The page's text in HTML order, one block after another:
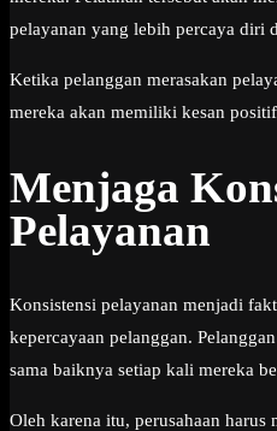
pelayanan yang lebih percaya diri
Ketika pelanggan merasakan
mereka akan memiliki kesan
Menjaga
Pelayanan
Konsistensi pelayanan menjadi
kepercayaan pelanggan.
sama baiknya setiap kali mereka
Oleh karena itu, perusahaan